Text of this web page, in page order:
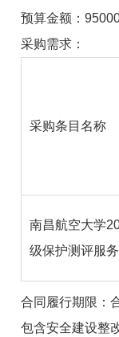
预算金额：
采购需求：
采购条目名称
南昌航空大学
级保护测评服
合同履行期限：
包含安全建设整